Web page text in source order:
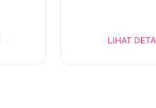
LIHAT